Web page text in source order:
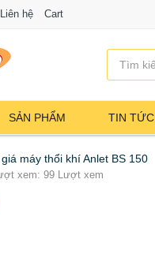
Liên hệ Cart
SẢN PHẨM TIN TỨC
giá máy thổi khí Anlet BS 150
xem: 99 Lượt xem